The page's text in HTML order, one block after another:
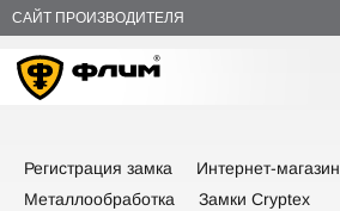
САЙТ ПРОИЗВОДИТЕЛЯ
Регистрация замка
Интернет-магазин
Металлообработка
Замки Cryptex